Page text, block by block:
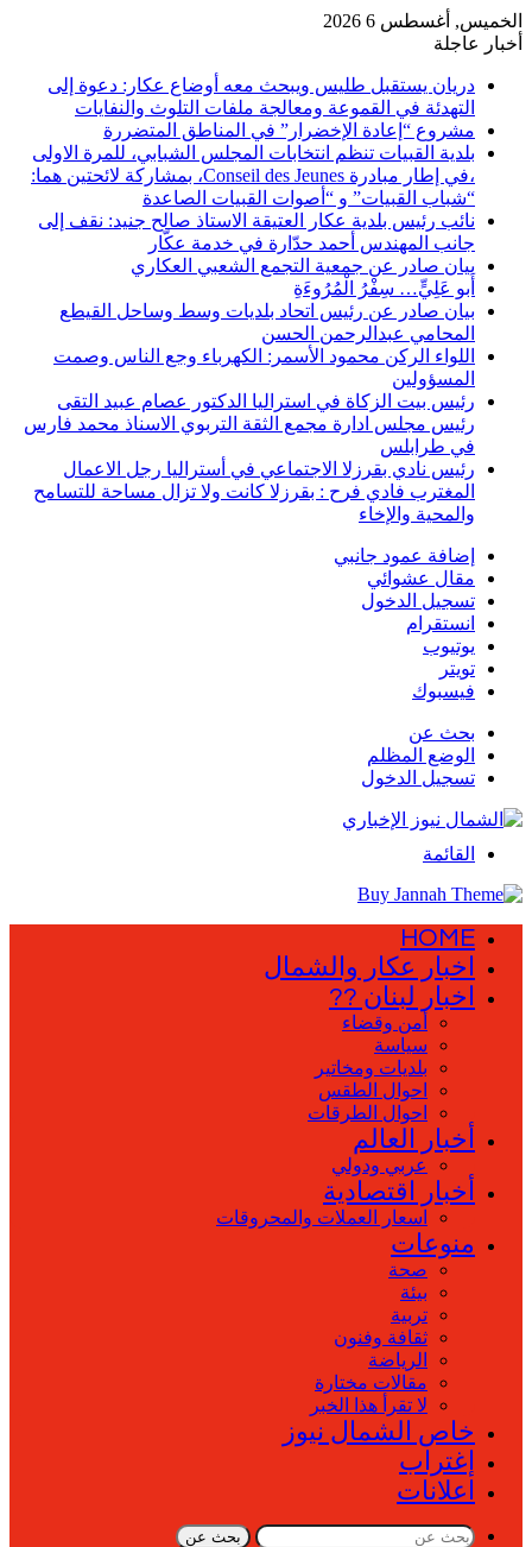
الخميس, أغسطس 6 2026
أخبار عاجلة
دريان يستقبل طليس ويبحث معه أوضاع عكار: دعوة إلى
التهدئة في القموعة ومعالجة ملفات التلوث والنفايات
مشروع “إعادة الإخضرار” في المناطق المتضررة
بلدية القبيات تنظم انتخابات المجلس الشبابي، للمرة الاولى
،في إطار مبادرة Conseil des Jeunes، بمشاركة لائحتين هما:
“شباب القبيات” و “أصوات القبيات الصاعدة
نائب رئيس بلدية عكار العتيقة الاستاذ صالح جنيد: نقف إلى
جانب المهندس أحمد حدّارة في خدمة عكّار
بيان صادر عن جمعية التجمع الشعبي العكاري
أَبو عَلِيٍّ… سِفْرُ الْمُرُوءَةِ
بيان صادر عن رئيس اتحاد بلديات وسط وساحل القيطع
المحامي عبدالرحمن الحسن
اللواء الركن محمود الأسمر: الكهرباء وجع الناس وصمت
المسؤولين
رئيس بيت الزكاة في استراليا الدكتور عصام عبيد التقى
رئيس مجلس ادارة مجمع الثقة التربوي الاسناذ محمد فارس
في طرابلس
رئيس نادي بقرزلا الاجتماعي في أستراليا رجل الاعمال
المغترب فادي فرح : بقرزلا كانت ولا تزال مساحة للتسامح
والمحية والإخاء
إضافة عمود جانبي
مقال عشوائي
تسجيل الدخول
انستقرام
يوتيوب
تويتر
فيسبوك
بحث عن
الوضع المظلم
تسجيل الدخول
القائمة
HOME
اخبار عكار والشمال
اخبار لبنان ??
أمن وقضاء
سياسة
بلديات ومخاتير
احوال الطقس
احوال الطرقات
أخبار العالم
عربي ودولي
أخبار اقتصادية
اسعار العملات والمحروقات
منوعات
صحة
بيئة
تربية
ثقافة وفنون
الرياضة
مقالات مختارة
لا تقرأ هذا الخبر
خاص الشمال نيوز
إغتراب
اعلانات
بحث عن